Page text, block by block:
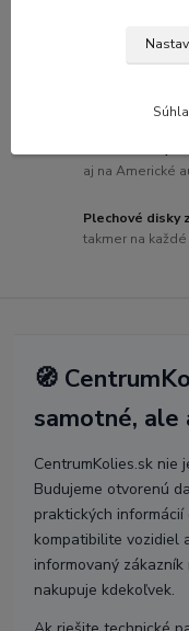
pre náročných
aj na Americké
Plechové disky
takmer na
🧭
samotné, ale
CentrumKolies.sk nie
Budujeme otvorenú
praktických
kompatibilite vozidiel
informovaný
nakupuje kdekoľvek.